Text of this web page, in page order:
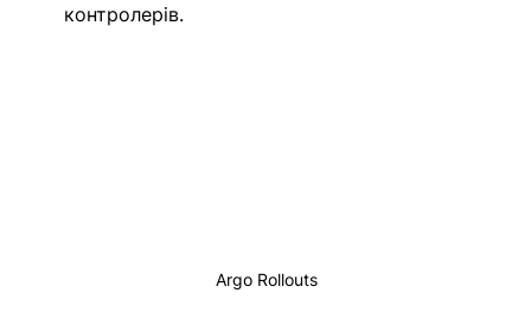
контролерів.
Argo Rollouts